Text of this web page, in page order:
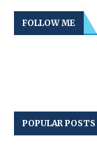
FOLLOW ME
POPULAR POSTS